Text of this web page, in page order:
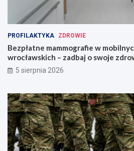
PROFILAKTYKA ZDROWIE
Bezpłatne mammografie w
wrocławskich – zadbaj o swoje
5 sierpnia 2026